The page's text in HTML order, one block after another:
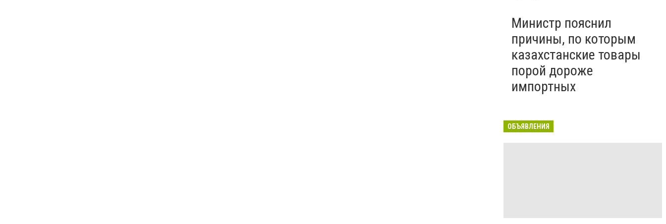
Министр пояснил
причины, по которым
казахстанские товары
порой дороже
импортных
ОБЪЯВЛЕНИЯ